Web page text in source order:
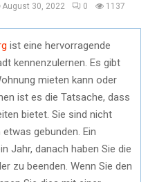
August 30, 2022 0 1137
ist eine hervorragende
kennenzulernen. Es gibt
mieten kann oder
ist es die Tatsache, dass
bietet. Sie sind nicht
gebunden. Ein
Jahr, danach haben Sie die
zu beenden. Wenn Sie den